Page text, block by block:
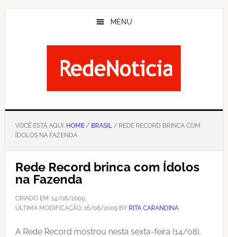
Skip
MENU
VOCÊ ESTÁ AQUI: HOME/ BRASIL/ REDE RECORD BRINCA COM
ÍDOLOS NA FAZENDA
Rede Record brinca com Ídolos
na Fazenda
CRIADO EM: 14/08/2009,
ÚLTIMA MODIFICAÇÃO: 16/08/2009BY RITA CARANDINA
A Rede Record mostrou nesta sexta-feira (14/08),